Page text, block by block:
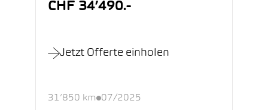
CHF 34’490.-
Jetzt Offerte einholen
31’850 km 07/2025